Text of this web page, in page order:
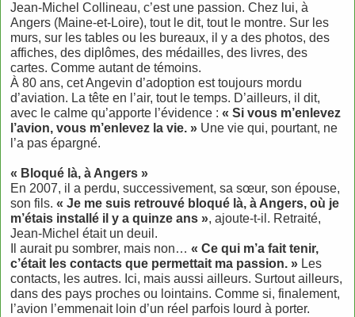
Jean-Michel Collineau, c’est une passion. Chez lui, à
Angers (Maine-et-Loire), tout le dit, tout le montre. Sur les
murs, sur les tables ou les bureaux, il y a des photos, des
affiches, des diplômes, des médailles, des livres, des
cartes. Comme autant de témoins.
À 80 ans, cet Angevin d’adoption est toujours mordu
d’aviation. La tête en l’air, tout le temps. D’ailleurs, il dit,
avec le calme qu’apporte l’évidence : « Si vous m’enlevez
l’avion, vous m’enlevez la vie. » Une vie qui, pourtant, ne
l’a pas épargné.
« Bloqué là, à Angers »
En 2007, il a perdu, successivement, sa sœur, son épouse,
son fils. « Je me suis retrouvé bloqué là, à Angers, où je
m’étais installé il y a quinze ans », ajoute-t-il. Retraité,
Jean-Michel était un deuil.
Il aurait pu sombrer, mais non… « Ce qui m’a fait tenir,
c’était les contacts que permettait ma passion. » Les
contacts, les autres. Ici, mais aussi ailleurs. Surtout ailleurs,
dans des pays proches ou lointains. Comme si, finalement,
l’avion l’emmenait loin d’un réel parfois lourd à porter.